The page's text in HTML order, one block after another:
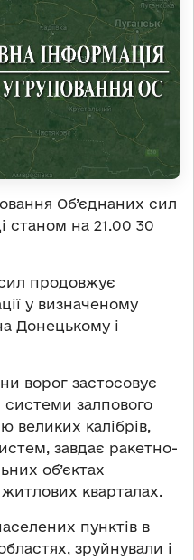
Об’єднаних сил
станом на 21.00 30
продовжує
у визначеному
Донецькому і
ворог застосовує
системи залпового
великих калібрів,
завдає ракетно-
об’єктах
кварталах.
пунктів в
зруйнували і